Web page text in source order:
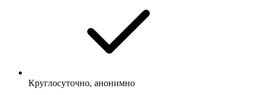
Круглосуточно, анонимно